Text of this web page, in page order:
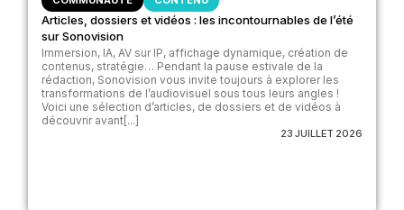
Articles, dossiers et vidéos : les incontournables de l’été
sur Sonovision
Immersion, IA, AV sur IP, affichage dynamique, création de
contenus, stratégie… Pendant la pause estivale de la
rédaction, Sonovision vous invite toujours à explorer les
transformations de l’audiovisuel sous tous leurs angles !
Voici une sélection d’articles, de dossiers et de vidéos à
découvrir avant[...]
23 JUILLET 2026